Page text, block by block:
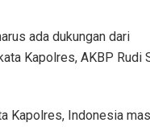
ada dukungan dari
Kapolres, AKBP Rudi
Kapolres, Indonesia